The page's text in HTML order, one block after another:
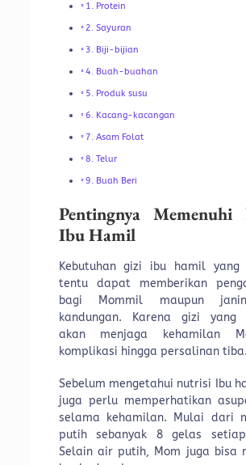
1. Protein
2. Sayuran
3. Biji-bijian
4. Buah-buahan
5. Produk susu
6. Kacang-kacangan
7. Asam Folat
8. Telur
9. Buah Beri
Pentingnya
Ibu Hamil
Kebutuhan gizi ibu hamil yang
tentu dapat memberikan
bagi Mommil maupun
kandungan. Karena gizi yang
akan menjaga kehamilan
komplikasi hingga persalinan tiba.
Sebelum mengetahui nutrisi Ibu
juga perlu memperhatikan
selama kehamilan. Mulai dari
putih sebanyak 8 gelas
Selain air putih, Mom juga bisa